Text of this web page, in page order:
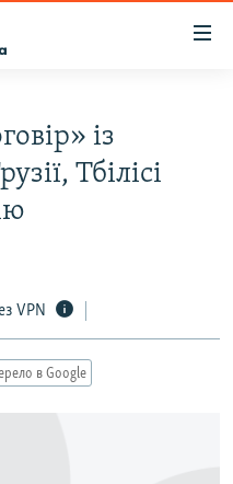
із
Тбілісі
VPN
в Google